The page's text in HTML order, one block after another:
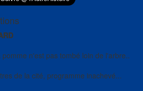
pomme n'est pas tombé loin de l'arbre..
de la cité, programme inachevé...